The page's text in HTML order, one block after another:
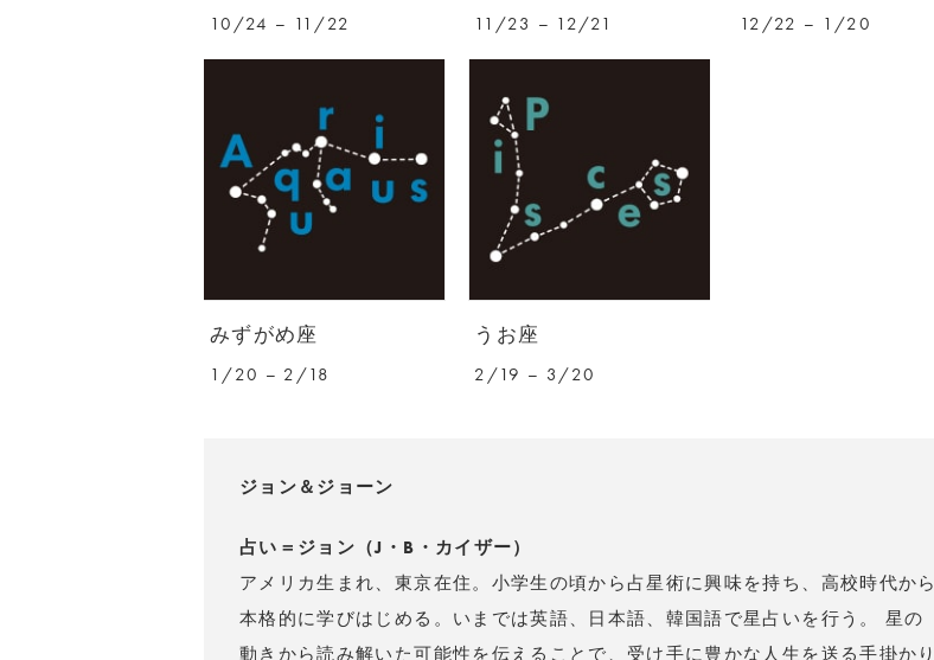
10/24 – 11/22 11/23 – 12/21 12/22 – 1/20
みずがめ座
1/20 – 2/18
うお座
2/19 – 3/20
ジョン＆ジョーン
占い＝ジョン（J・B・カイザー）
アメリカ生まれ、東京在住。小学生の頃から占星術に興味を持ち、高校時代から
本格的に学びはじめる。いまでは英語、日本語、韓国語で星占いを行う。 星の
動きから読み解いた可能性を伝えることで、受け手に豊かな人生を送る手掛かり